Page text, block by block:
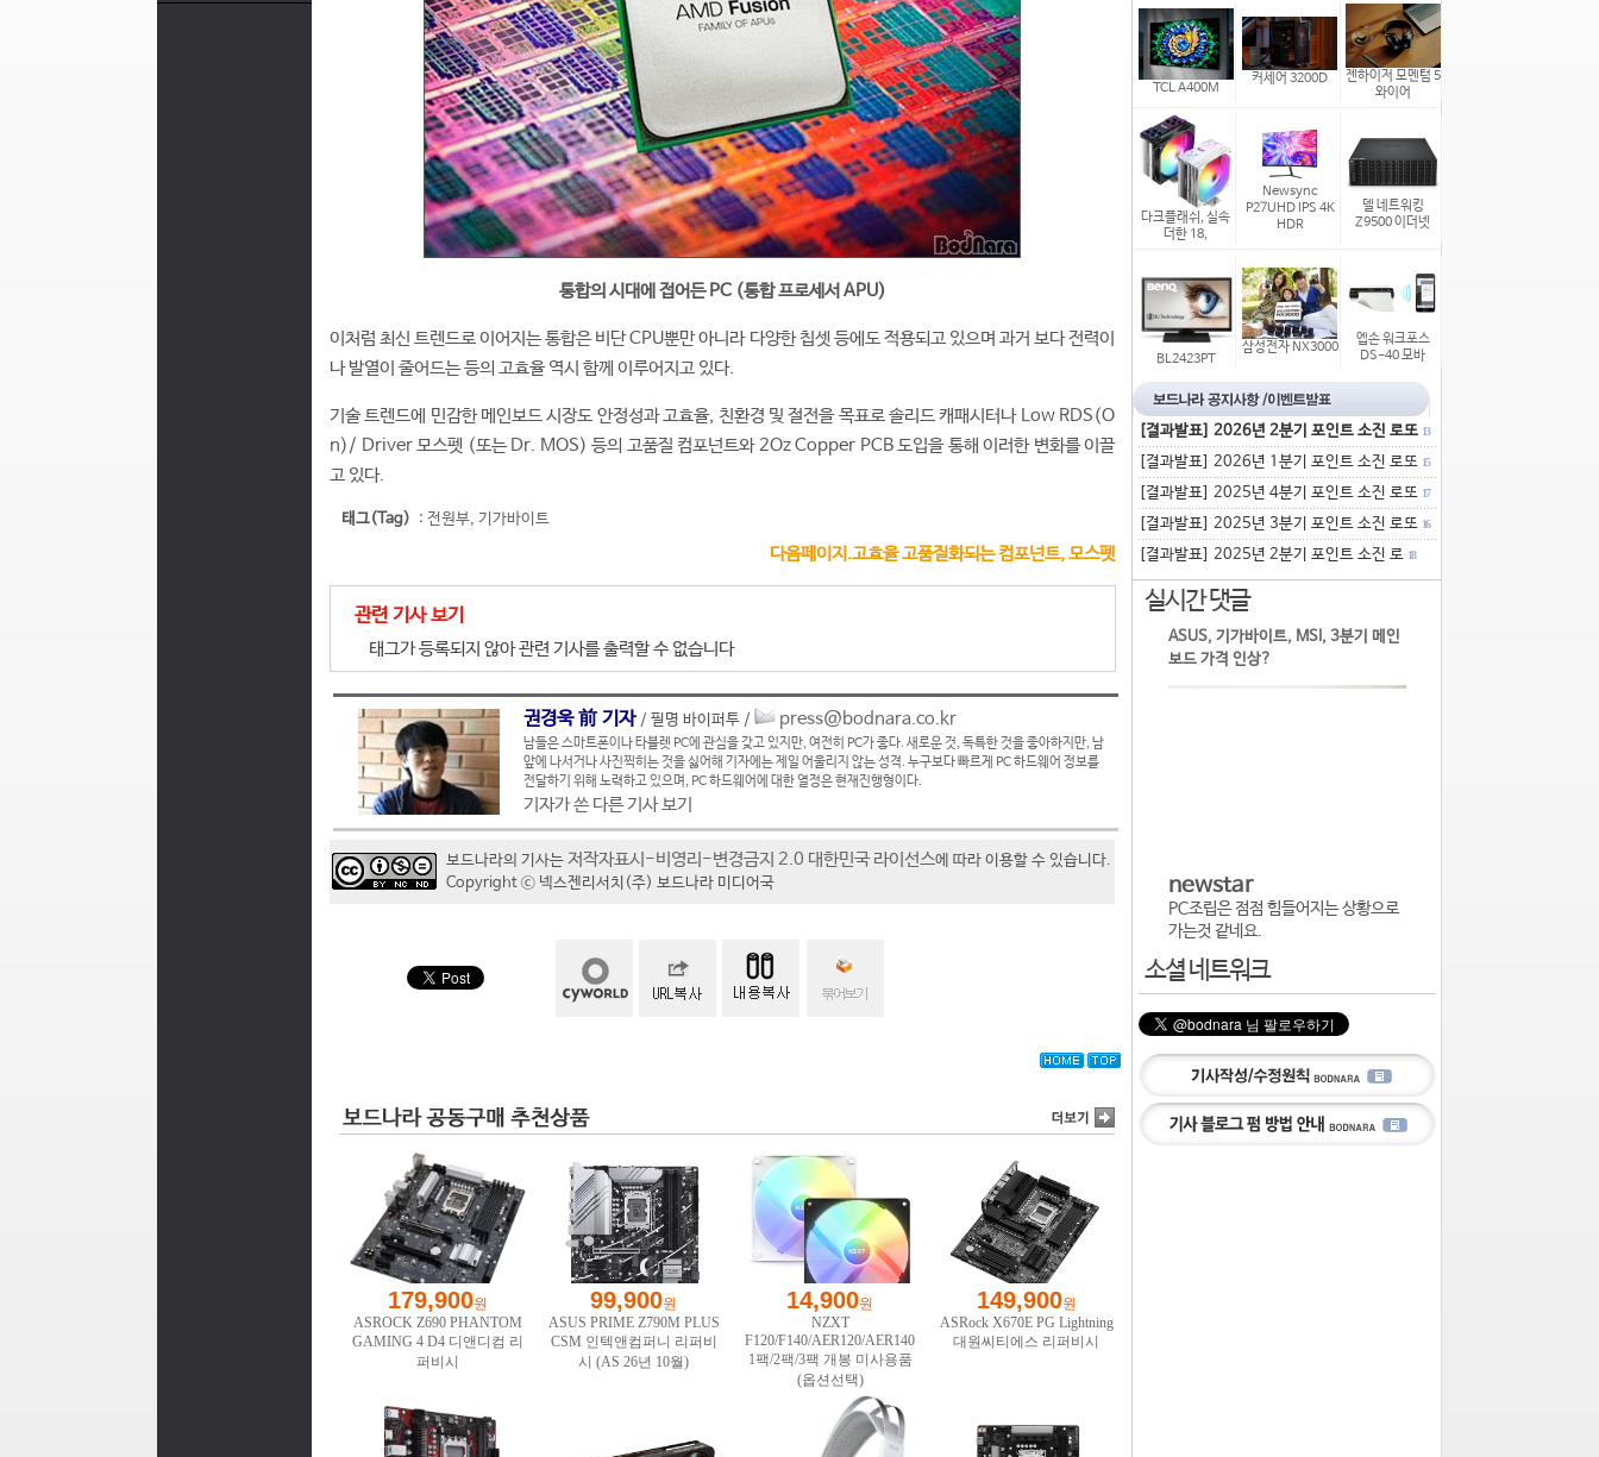
통합의 시대에 접어든 PC (통합 프로세서 APU)
이처럼 최신 트렌드로 이어지는 통합은 비단 CPU뿐만 아니라 다양한 칩셋 등에도 적용되고 있으며 과거 보다 전력이
나 발열이 줄어드는 등의 고효율 역시 함께 이루어지고 있다.
기술 트렌드에 민감한 메인보드 시장도 안정성과 고효율, 친환경 및 절전을 목표로 솔리드 캐패시터나 Low RDS(O
n)/ Driver 모스펫 (또는 Dr. MOS) 등의 고품질 컴포넌트와 2Oz Copper PCB 도입을 통해 이러한 변화를 이끌
고 있다.
태그(Tag) : 전원부, 기가바이트
다음페이지.고효율 고품질화되는 컴포넌트, 모스펫
관련 기사 보기
태그가 등록되지 않아 관련 기사를 출력할 수 없습니다
권경욱 前 기자 / 필명 바이퍼투 / press@bodnara.co.kr
남들은 스마트폰이나 타블렛 PC에 관심을 갖고 있지만, 여전히 PC가 좋다. 새로운 것, 독특한 것을 좋아하지만, 남
앞에 나서거나 사진찍히는 것을 싫어해 기자에는 제일 어울리지 않는 성격. 누구보다 빠르게 PC 하드웨어 정보를
전달하기 위해 노력하고 있으며, PC 하드웨어에 대한 열정은 현재진행형이다.
기자가 쓴 다른 기사 보기
보드나라의 기사는 저작자표시-비영리-변경금지 2.0 대한민국 라이선스에 따라 이용할 수 있습니다.
Copyright ⓒ 넥스젠리서치(주) 보드나라 미디어국
TCL A400M
커세어 3200D
젠하이저 모멘텀 5
와이어
다크플래쉬, 실속
더한 18,
Newsync
P27UHD IPS 4K
HDR
델 네트워킹
Z9500 이더넷
BL2423PT
삼성전자 NX3000
엡손 워크포스
DS-40 모바
[결과발표] 2026년 2분기 포인트 소진 로또 13
[결과발표] 2026년 1분기 포인트 소진 로또 15
[결과발표] 2025년 4분기 포인트 소진 로또 17
[결과발표] 2025년 3분기 포인트 소진 로또 16
[결과발표] 2025년 2분기 포인트 소진 로 18
실시간 댓글
ASUS, 기가바이트, MSI, 3분기 메인
보드 가격 인상?
newstar
PC조립은 점점 힘들어지는 상황으로
가는것 같네요.
소셜 네트워크